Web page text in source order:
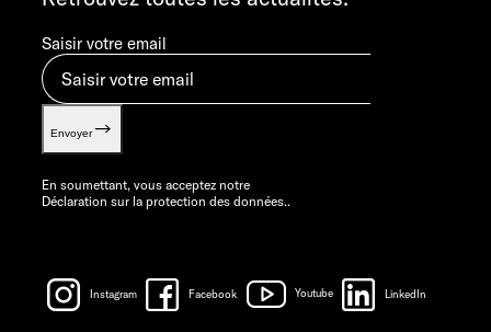
Saisir votre email
Envoyer
En soumettant, vous acceptez notre
Déclaration sur la protection des données..
Instagram Facebook Youtube LinkedIn